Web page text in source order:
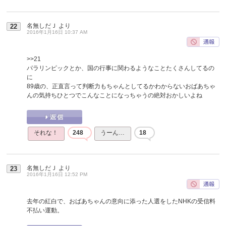
22 名無しだＪ より
2016年1月16日 10:37 AM
>>21
パラリンピックとか、国の行事に関わるようなことたくさんしてるの
に
89歳の、正直言って判断力もちゃんとしてるかわからないおばあちゃ
んの気持ちひとつでこんなことになっちゃうの絶対おかしいよね
それな！ 248 うーん… 18
23 名無しだＪ より
2016年1月16日 12:52 PM
去年の紅白で、おばあちゃんの意向に添った人選をしたNHKの受信料
不払い運動。